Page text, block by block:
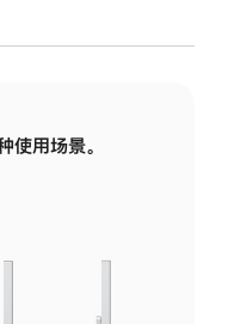
使用场景。